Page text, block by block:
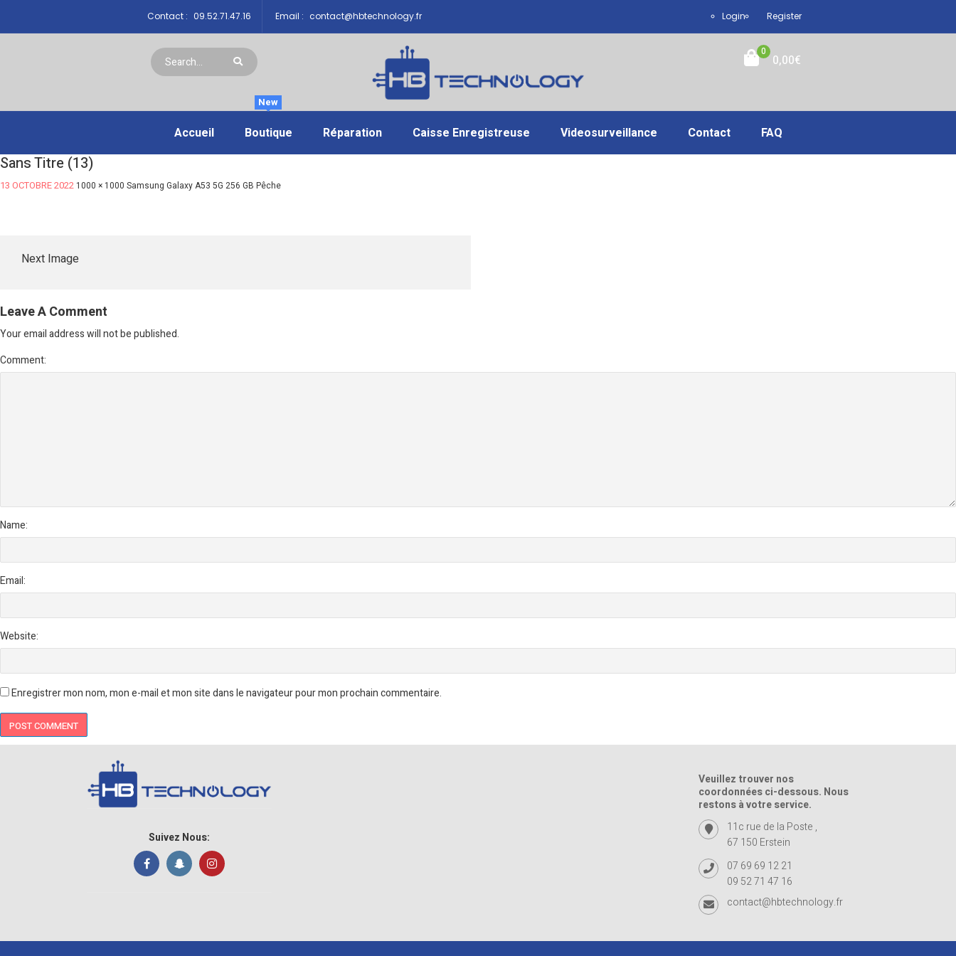
Contact : 09.52.71.47.16 Email : contact@hbtechnology.fr Login Register
0
0,00€
Accueil Boutique
New
Réparation Caisse Enregistreuse Videosurveillance Contact FAQ
Sans Titre (13)
13 OCTOBRE 2022 1000 × 1000 Samsung Galaxy A53 5G 256 GB Pêche
Next Image
Leave A Comment
Your email address will not be published.
Comment:
Name:
Email:
Website:
Enregistrer mon nom, mon e-mail et mon site dans le navigateur pour mon prochain commentaire.
Suivez Nous:
Veuillez trouver nos
coordonnées ci-dessous. Nous
restons à votre service.
11c rue de la Poste ,
67 150 Erstein
07 69 69 12 21
09 52 71 47 16
contact@hbtechnology.fr